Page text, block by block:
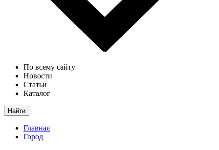
По всему сайту
Новости
Статьи
Каталог
Найти
Главная
Город